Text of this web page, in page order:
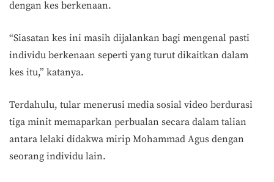
dengan kes berkenaan.
“Siasatan kes ini masih dijalankan bagi mengenal pasti
individu berkenaan seperti yang turut dikaitkan dalam
kes itu,” katanya.
Terdahulu, tular menerusi media sosial video berdurasi
tiga minit memaparkan perbualan secara dalam talian
antara lelaki didakwa mirip Mohammad Agus dengan
seorang individu lain.